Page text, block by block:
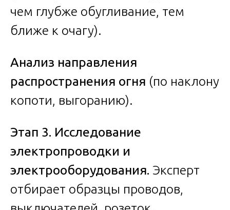
чем глубже обугливание, тем
ближе к очагу).
Анализ направления
распространения огня (по наклону
копоти, выгоранию).
Этап 3. Исследование
электропроводки и
электрооборудования. Эксперт
отбирает образцы проводов,